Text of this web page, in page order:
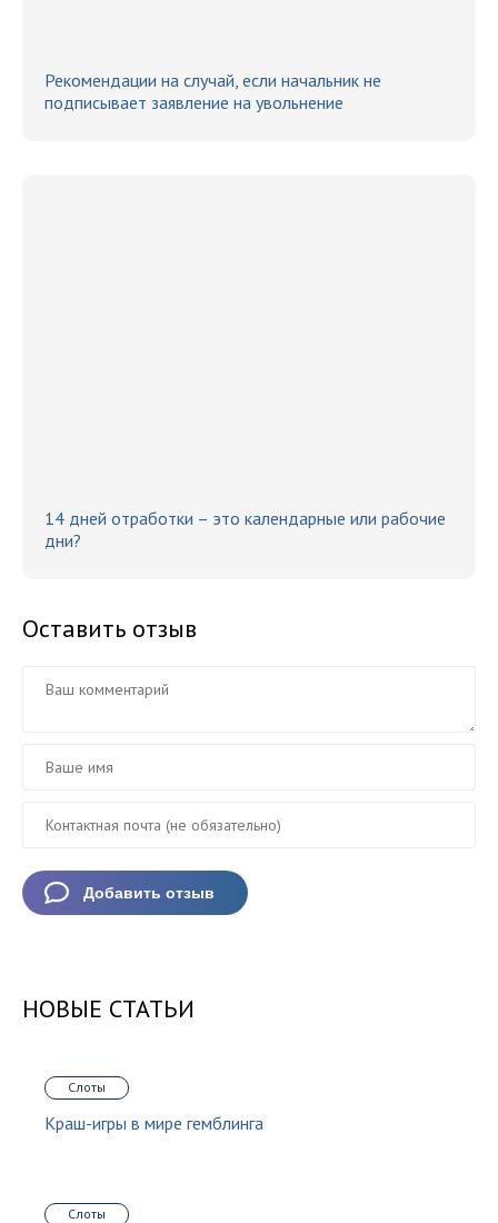
Рекомендации на случай, если начальник не
подписывает заявление на увольнение
14 дней отработки – это календарные или рабочие
дни?
Оставить отзыв
НОВЫЕ СТАТЬИ
Слоты
Краш-игры в мире гемблинга
Слоты